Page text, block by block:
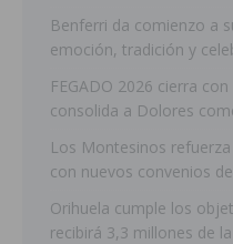
Benferri da comienzo a
emoción, tradición y
FEGADO 2026 cierra
consolida a Dolores
Los Montesinos
con nuevos convenios
Orihuela cumple los
recibirá 3,3 millones de